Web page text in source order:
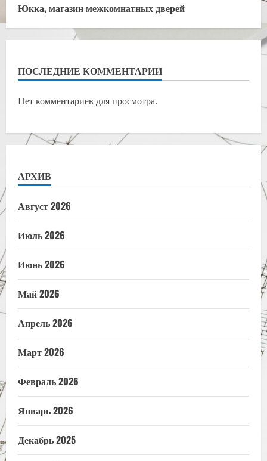
Юкка, магазин межкомнатных дверей
ПОСЛЕДНИЕ КОММЕНТАРИИ
Нет комментариев для просмотра.
АРХИВ
Август 2026
Июль 2026
Июнь 2026
Май 2026
Апрель 2026
Март 2026
Февраль 2026
Январь 2026
Декабрь 2025